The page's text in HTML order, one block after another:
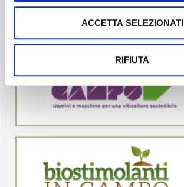
ACCETTA SELEZIONATI
RIFIUTA